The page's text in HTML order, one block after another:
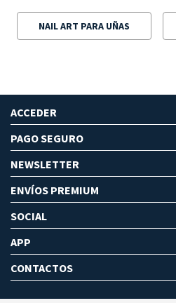
NAIL ART PARA UÑAS
ACCEDER
PAGO SEGURO
NEWSLETTER
ENVÍOS PREMIUM
SOCIAL
APP
CONTACTOS